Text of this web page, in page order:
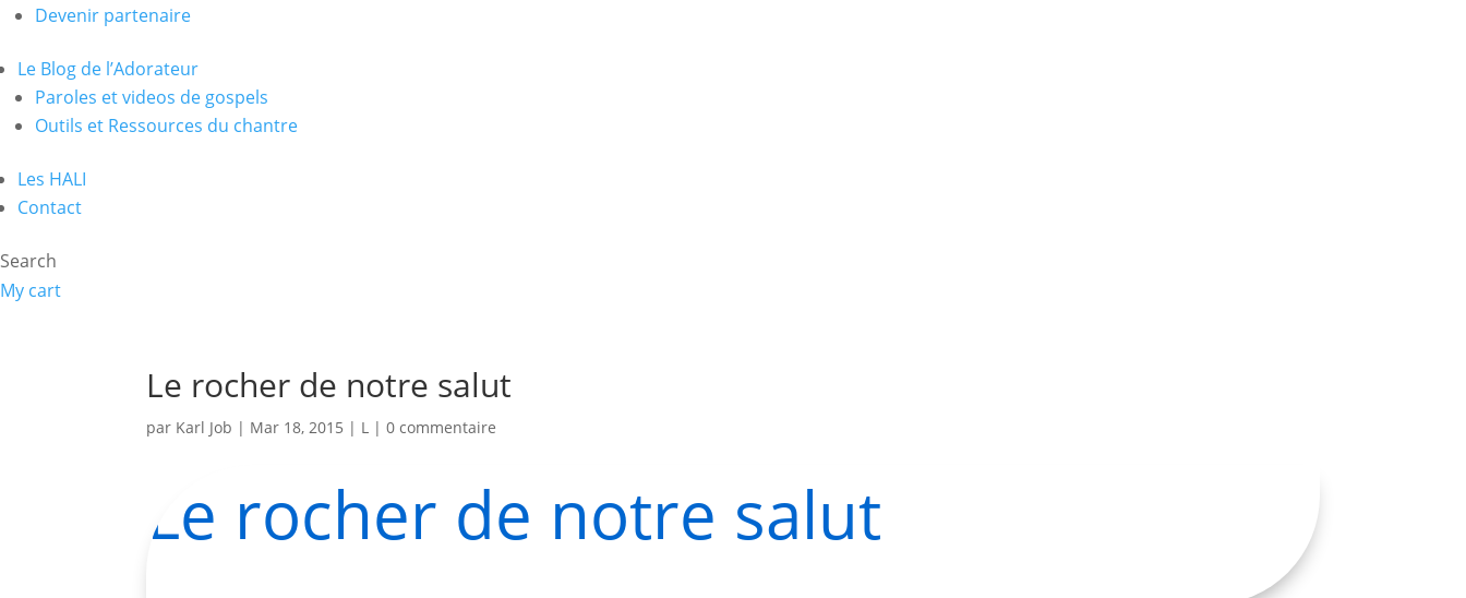
Devenir partenaire
Le Blog de l’Adorateur
Paroles et videos de gospels
Outils et Ressources du chantre
Les HALI
Contact
Search
My cart
Le rocher de notre salut
par Karl Job | Mar 18, 2015 | L |0 commentaire
Le rocher de notre salut